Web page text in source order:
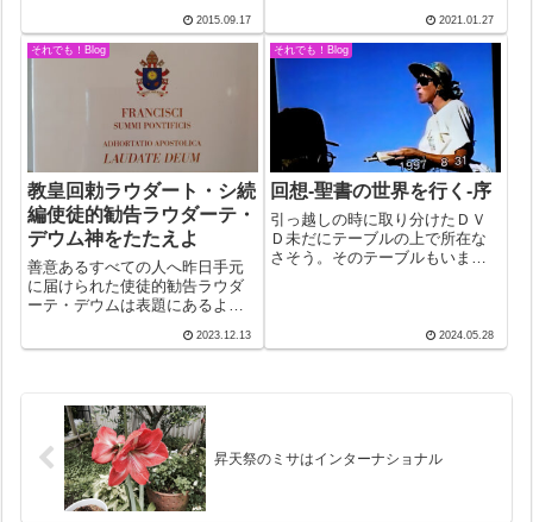
nation（国）! All of natio...2015.09.17
者が7割を超えたという。中でも
歩行中の事故が多いとあった。
後期高齢のボクに言わせてもら
うなら、確かに鈍くなるのは分
かる。しかし...
2021.01.27
それでも！Blog
教皇回勅ラウダート・シ続
編使徒的勧告ラウダーテ・
デウム神をたたえよ
善意あるすべての人へ昨日手元
に届けられた使徒的勧告ラウダ
ーテ・デウムは表題にあるよう
いうだけあって、わずか1時間半
とかしない...
2023.12.13
それでも！Blog
回想‐聖書の世界を行く‐序
引っ越しの時に取り分けたＤＶ
Ｄ未だにテーブルの上で所在な
さそう。そのテーブルもいまだ
地ギリシャ篇。なぜかパソコン
がうまく受け取ってくれない。
2024.05.28
昇天祭のミサはインターナショナル